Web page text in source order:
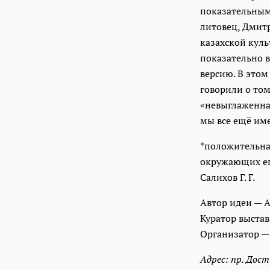
литовец,
казахской
показательно
версию. В
говорили о
мы все ещё
окружающих
Салихов Г. Г.
Автор идеи —
Куратор
Организатор
Адрес: пр.